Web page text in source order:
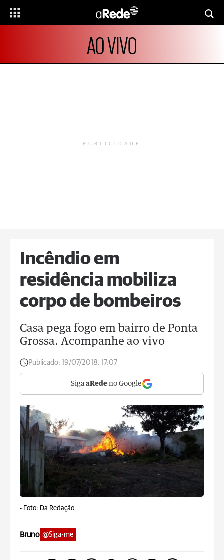
AO VIVO
PUBLICIDADE
Incêndio em
residência mobiliza
corpo de bombeiros
Casa pega fogo em bairro de Ponta
Grossa. Acompanhe ao vivo
Publicado: 19/07/2018, 17:07
Siga aRede no Google
- Foto: Da Redação
Bruno @Siga-me